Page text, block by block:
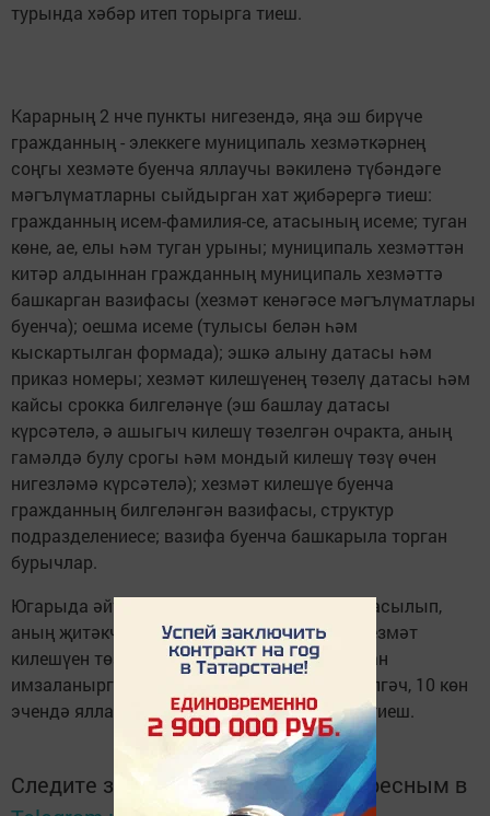
турында хәбәр итеп то­рырга тиеш.
Карарның 2 нче пункты нигезендә, яңа эш бирүче
гражданның - элеккеге му­ниципаль хезмәткәрнең
соңгы хезмәте буенча ял­лаучы вәкиленә түбәндәге
мәгълүматларны сыйдыр­ган хат җибәрергә тиеш:
гражданның исем-фамилия-се, атасының исеме; туган
көне, ае, елы һәм туган урыны; муниципаль хезмәттән
китәр алдыннан гражданның муни­ципаль хезмәттә
башкарган вазифасы (хезмәт кенәгәсе мәгълүматлары
буенча); оеш­ма исеме (тулысы белән һәм
кыскартылган формада); эшкә алыну датасы һәм
приказ но­меры; хезмәт килешүенең төзелү датасы һәм
кайсы срокка билгеләнүе (эш башлау датасы
күрсәтелә, ә ашыгыч килешү төзелгән очракта, аның
гамәлдә булу срогы һәм мондый килешү төзү өчен
нигезләмә күрсәтелә); хезмәт килешүе бу­енча
гражданның билгеләнгән вазифасы, структур
подразде­лениесе; вазифа буенча баш­карыла торган
бурычлар.
Югарыда әйтелгән хат оеш­ма бланкында басылып,
аның җитәкчесе яисә эш бирүче ягыннан хезмәт
килешүен төзегән вәкаләтле зат тара­фыннан
имзаланырга, аннары хезмәт килешүе төзелгәч, 10 көн
эчендә яллаучы вәкиленә тапшырылырга тиеш.
Следите за самым важным и интересным в